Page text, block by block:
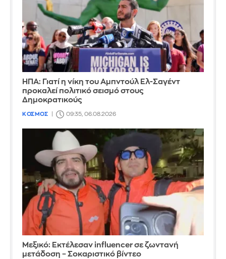
ΗΠΑ: Γιατί η νίκη του Αμπντούλ Ελ-Σαγέντ
προκαλεί πολιτικό σεισμό στους
Δημοκρατικούς
ΚΟΣΜΟΣ 09:35, 06.08.2026
Μεξικό: Εκτέλεσαν influencer σε ζωντανή
μετάδοση – Σοκαριστικό βίντεο